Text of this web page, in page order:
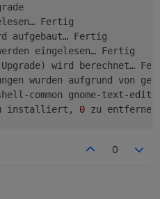
Fertig
aufgebaut… Fertig
eingelesen… Fertig
wird berechnet…
wurden aufgrund von
common gnome-text-
installiert, 0 zu
0